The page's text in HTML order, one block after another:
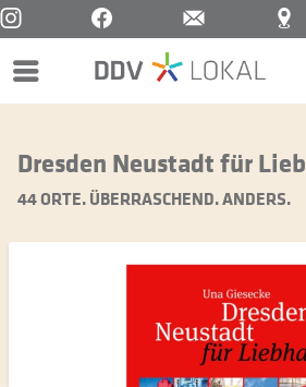
Menü
Dresden Neustadt für
44 ORTE. ÜBERRASCHEND. ANDERS.